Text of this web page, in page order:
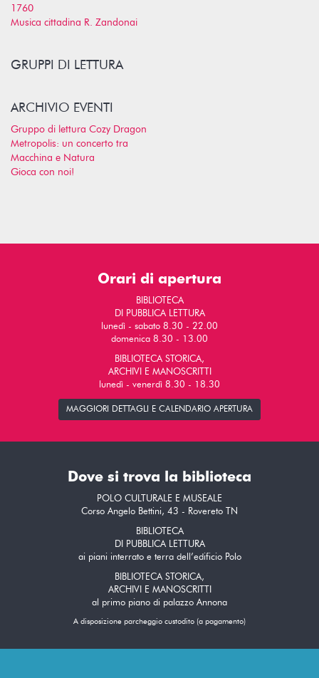
1760
Musica cittadina R. Zandonai
GRUPPI DI LETTURA
ARCHIVIO EVENTI
Gruppo di lettura Cozy Dragon
Metropolis: un concerto tra
Macchina e Natura
Gioca con noi!
Orari di apertura
BIBLIOTECA
DI PUBBLICA LETTURA
lunedì - sabato 8.30 - 22.00
domenica 8.30 - 13.00
BIBLIOTECA STORICA,
ARCHIVI E MANOSCRITTI
lunedì - venerdì 8.30 - 18.30
MAGGIORI DETTAGLI E CALENDARIO APERTURA
Dove si trova la biblioteca
POLO CULTURALE E MUSEALE
Corso Angelo Bettini, 43 - Rovereto TN
BIBLIOTECA
DI PUBBLICA LETTURA
ai piani interrato e terra dell’edificio Polo
BIBLIOTECA STORICA,
ARCHIVI E MANOSCRITTI
al primo piano di palazzo Annona
A disposizione parcheggio custodito (a pagamento)